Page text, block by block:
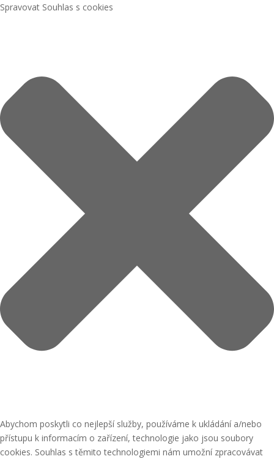
Spravovat Souhlas s cookies
Abychom poskytli co nejlepší služby, používáme k ukládání a/nebo
přístupu k informacím o zařízení, technologie jako jsou soubory
cookies. Souhlas s těmito technologiemi nám umožní zpracovávat